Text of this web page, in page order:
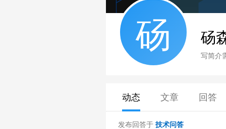
砀 砀
写简介
动态 文章 回答
发布回答于 技术问答